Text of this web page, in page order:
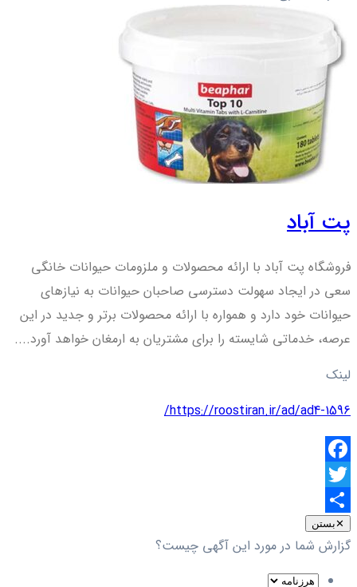
پت آباد
فروشگاه پت آباد با ارائه محصولات و ملزومات حیوانات خانگی
سعی در ایجاد سهولت دسترسی صاحبان حیوانات به نیازهای
حیوانات خود دارد و همواره با ارائه محصولات برتر و جدید در این
عرصه، خدماتی شایسته را برای مشتریان به ارمغان خواهد آورد....
لینک
https://roostiran.ir/ad/ad4-1596/
Facebook
Twitter
اشتراک
گذاری
✕بستن
گزارش شما در مورد این آگهی چیست؟